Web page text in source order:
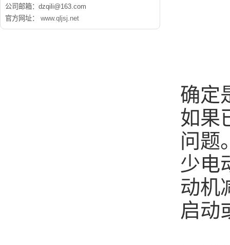
确定
如果
问题
少电
动机
启动
公司邮箱：dzqili@163.com
官方网址：
www.qljsj.net